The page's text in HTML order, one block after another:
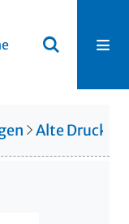
Alte Drucke